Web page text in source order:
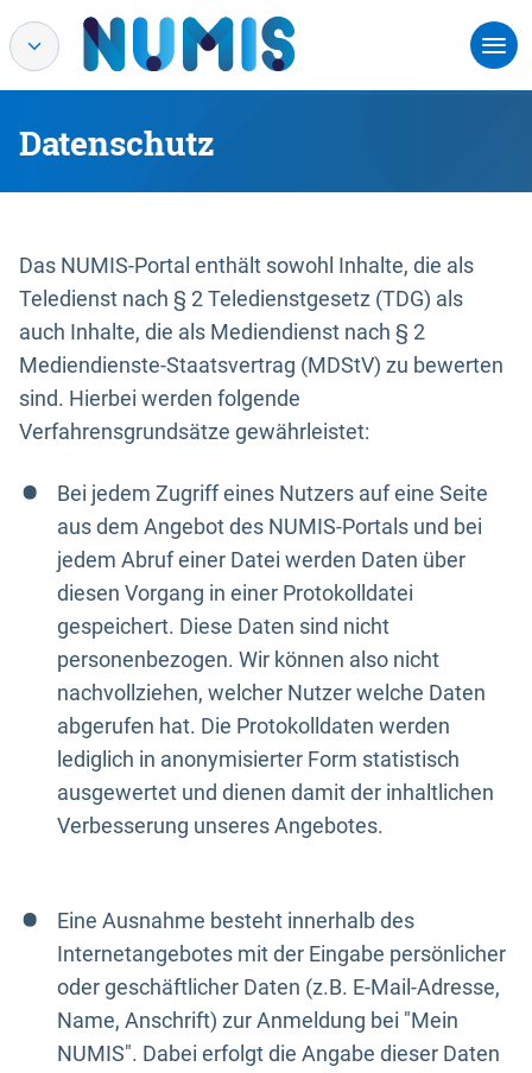
Datenschutz
Das NUMIS-Portal enthält sowohl Inhalte, die als
Teledienst nach § 2 Teledienstgesetz (TDG) als
auch Inhalte, die als Mediendienst nach § 2
Mediendienste-Staatsvertrag (MDStV) zu bewerten
sind. Hierbei werden folgende
Verfahrensgrundsätze gewährleistet:
Bei jedem Zugriff eines Nutzers auf eine Seite
aus dem Angebot des NUMIS-Portals und bei
jedem Abruf einer Datei werden Daten über
diesen Vorgang in einer Protokolldatei
gespeichert. Diese Daten sind nicht
personenbezogen. Wir können also nicht
nachvollziehen, welcher Nutzer welche Daten
abgerufen hat. Die Protokolldaten werden
lediglich in anonymisierter Form statistisch
ausgewertet und dienen damit der inhaltlichen
Verbesserung unseres Angebotes.
Eine Ausnahme besteht innerhalb des
Internetangebotes mit der Eingabe persönlicher
oder geschäftlicher Daten (z.B. E-Mail-Adresse,
Name, Anschrift) zur Anmeldung bei "Mein
NUMIS". Dabei erfolgt die Angabe dieser Daten